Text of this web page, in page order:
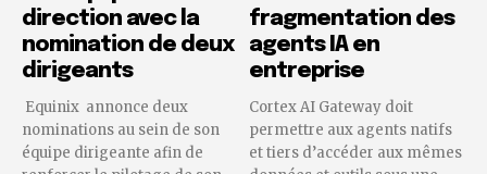
direction avec la
nomination de deux
dirigeants
Equinix annonce deux
nominations au sein de son
équipe dirigeante afin de
fragmentation des
agents IA en
entreprise
Cortex AI Gateway doit
permettre aux agents natifs
et tiers d’accéder aux mêmes